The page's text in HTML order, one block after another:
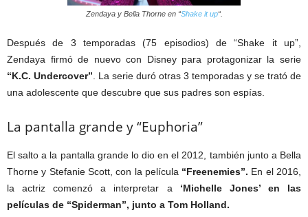
Zendaya y Bella Thorne en “Shake it up“.
Después de 3 temporadas (75 episodios) de “Shake it up”,
Zendaya firmó de nuevo con Disney para protagonizar la serie
“K.C. Undercover”. La serie duró otras 3 temporadas y se trató de
una adolescente que descubre que sus padres son espías.
La pantalla grande y “Euphoria”
El salto a la pantalla grande lo dio en el 2012, también junto a Bella
Thorne y Stefanie Scott, con la película “Freenemies”. En el 2016,
la actriz comenzó a interpretar a ‘Michelle Jones’ en las
películas de “Spiderman”, junto a Tom Holland.